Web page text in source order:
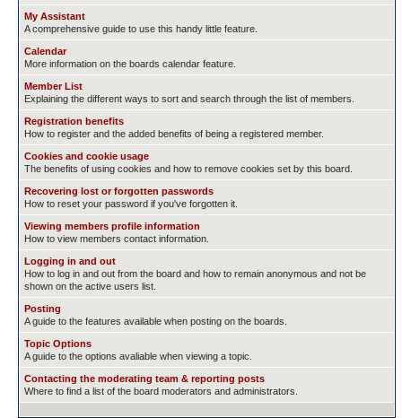
My Assistant
A comprehensive guide to use this handy little feature.
Calendar
More information on the boards calendar feature.
Member List
Explaining the different ways to sort and search through the list of members.
Registration benefits
How to register and the added benefits of being a registered member.
Cookies and cookie usage
The benefits of using cookies and how to remove cookies set by this board.
Recovering lost or forgotten passwords
How to reset your password if you've forgotten it.
Viewing members profile information
How to view members contact information.
Logging in and out
How to log in and out from the board and how to remain anonymous and not be
shown on the active users list.
Posting
A guide to the features available when posting on the boards.
Topic Options
A guide to the options avaliable when viewing a topic.
Contacting the moderating team & reporting posts
Where to find a list of the board moderators and administrators.